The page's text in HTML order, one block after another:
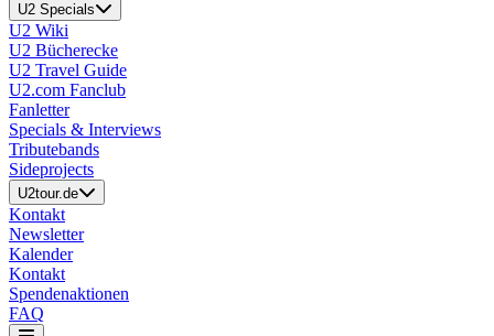
U2 Specials
U2 Wiki
U2 Bücherecke
U2 Travel Guide
U2.com Fanclub
Fanletter
Specials & Interviews
Tributebands
Sideprojects
U2tour.de
Kontakt
Newsletter
Kalender
Kontakt
Spendenaktionen
FAQ